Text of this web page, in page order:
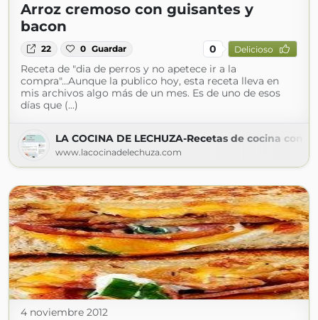
Arroz cremoso con guisantes y
bacon
22 0 Guardar 0 Delicioso
Receta de "dia de perros y no apetece ir a la
compra"...Aunque la publico hoy, esta receta lleva en
mis archivos algo más de un mes. Es de uno de esos
días que (...)
LA COCINA DE LECHUZA-Recetas de cocina con
www.lacocinadelechuza.com
4 noviembre 2012